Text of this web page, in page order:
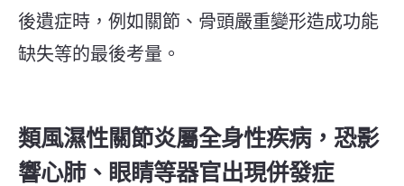
後遺症時，例如關節、骨頭嚴重變形造成功能
缺失等的最後考量。
類風濕性關節炎屬全身性疾病，恐影
響心肺、眼睛等器官出現併發症